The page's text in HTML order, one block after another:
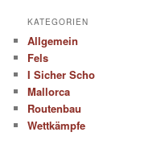
KATEGORIEN
Allgemein
Fels
I Sicher Scho
Mallorca
Routenbau
Wettkämpfe